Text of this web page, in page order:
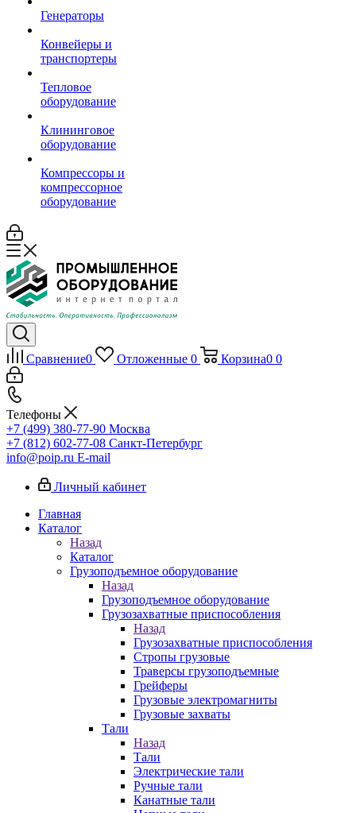
Генераторы
Конвейеры и
транспортеры
Тепловое
оборудование
Клининговое
оборудование
Компрессоры и
компрессорное
оборудование
Сравнение0 Отложенные 0 Корзина0 0
Телефоны
+7 (499) 380-77-90 Москва
+7 (812) 602-77-08 Санкт-Петербург
info@poip.ru E-mail
Личный кабинет
Главная
Каталог
Назад
Каталог
Грузоподъемное оборудование
Назад
Грузоподъемное оборудование
Грузозахватные приспособления
Назад
Грузозахватные приспособления
Стропы грузовые
Траверсы грузоподъемные
Грейферы
Грузовые электромагниты
Грузовые захваты
Тали
Назад
Тали
Электрические тали
Ручные тали
Канатные тали